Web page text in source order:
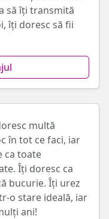
să îți transmită
îți doresc să fii
multă
în tot ce faci, iar
ca toate
Îți doresc ca
bucurie. Îți urez
o stare ideală, iar
ani!